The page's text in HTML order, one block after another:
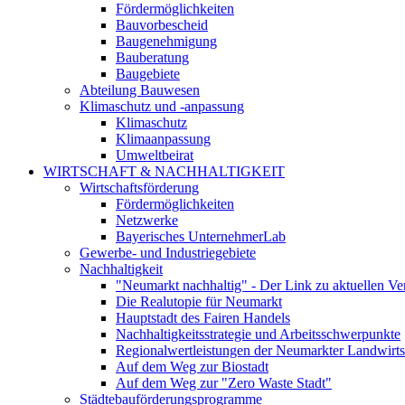
Fördermöglichkeiten
Bauvorbescheid
Baugenehmigung
Bauberatung
Baugebiete
Abteilung Bauwesen
Klimaschutz und -anpassung
Klimaschutz
Klimaanpassung
Umweltbeirat
WIRTSCHAFT & NACHHALTIGKEIT
Wirtschaftsförderung
Fördermöglichkeiten
Netzwerke
Bayerisches UnternehmerLab
Gewerbe- und Industriegebiete
Nachhaltigkeit
"Neumarkt nachhaltig" - Der Link zu aktuellen
Die Realutopie für Neumarkt
Hauptstadt des Fairen Handels
Nachhaltigkeitsstrategie und Arbeitsschwerpunkte
Regionalwertleistungen der Neumarkter
Auf dem Weg zur Biostadt
Auf dem Weg zur "Zero Waste Stadt"
Städtebauförderungsprogramme